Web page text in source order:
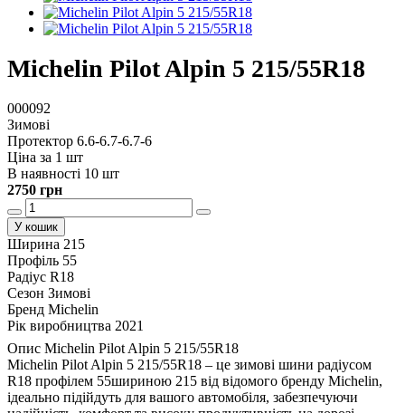
Michelin Pilot Alpin 5 215/55R18
000092
Зимові
Протектор 6.6-6.7-6.7-6
Ціна за 1 шт
В наявності 10 шт
2750 грн
У кошик
Ширина 215
Профіль 55
Радіус R18
Сезон Зимові
Бренд Michelin
Рік виробництва 2021
Опис Michelin Pilot Alpin 5 215/55R18
Michelin Pilot Alpin 5 215/55R18 – це зимові шини радіусом
R18 профілем 55шириною 215 від відомого бренду Michelin,
ідеально підійдуть для вашого автомобіля, забезпечуючи